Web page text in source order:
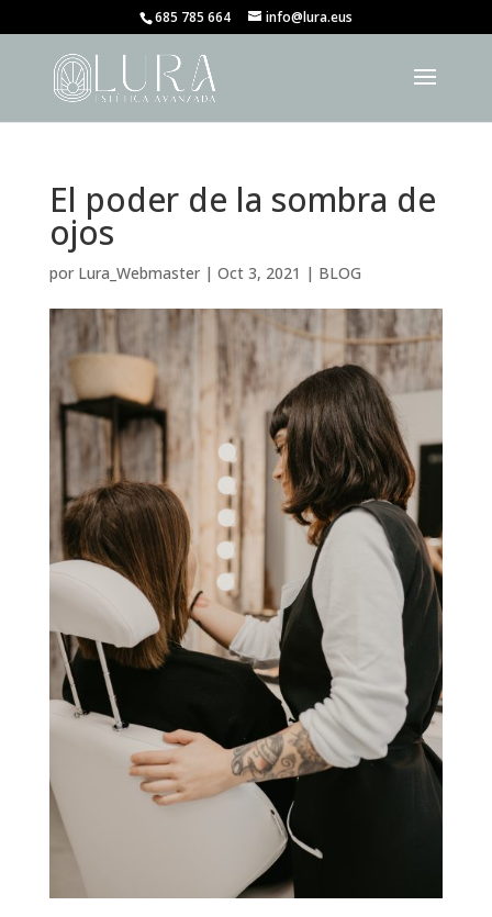
685 785 664 info@lura.eus
El poder de la sombra de
ojos
por Lura_Webmaster| Oct 3, 2021 | BLOG